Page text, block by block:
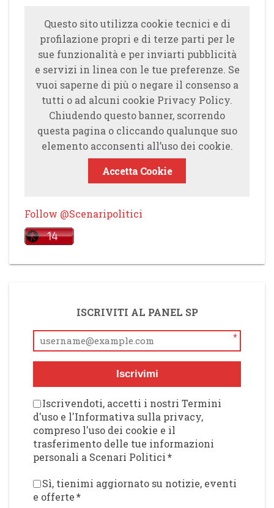
Questo sito utilizza cookie tecnici e di
profilazione propri e di terze parti per le
sue funzionalità e per inviarti pubblicità
e servizi in linea con le tue preferenze. Se
vuoi saperne di più o negare il consenso a
tutti o ad alcuni cookie Privacy Policy.
Chiudendo questo banner, scorrendo
questa pagina o cliccando qualunque suo
elemento acconsenti all’uso dei cookie.
Accetta Cookie
Follow @Scenaripolitici
ISCRIVITI AL PANEL SP
*
Iscrivimi
Iscrivendoti, accetti i nostri Termini
d'uso e l'Informativa sulla privacy,
compreso l'uso dei cookie e il
trasferimento delle tue informazioni
personali a Scenari Politici*
Sì, tienimi aggiornato su notizie, eventi
e offerte*